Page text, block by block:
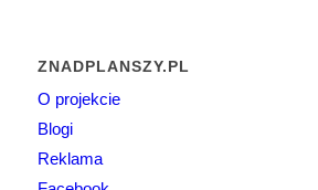
ZNADPLANSZY.PL
O projekcie
Blogi
Reklama